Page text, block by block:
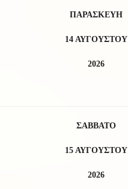
ΠΑΡΑΣΚΕΥΗ
14 ΑΥΓΟΥΣΤΟΥ
2026
ΣΑΒΒΑΤΟ
15 ΑΥΓΟΥΣΤΟΥ
2026